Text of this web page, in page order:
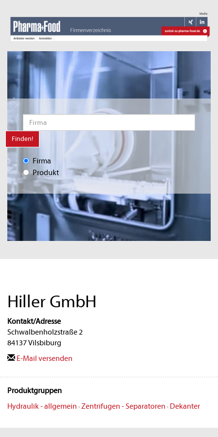
Finden!
Firma
Produkt
Hiller GmbH
Kontakt/Adresse
Schwalbenholzstraße 2
84137 Vilsbiburg
E-Mail versenden
Produktgruppen
Hydraulik - allgemein · Zentrifugen - Separatoren · Dekanter